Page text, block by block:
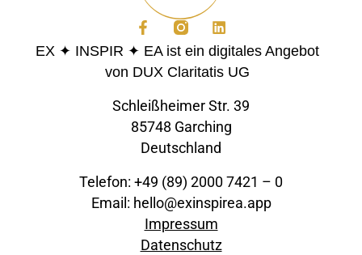
EX ✦ INSPIR ✦ EA ist ein digitales Angebot
von DUX Claritatis UG
Schleißheimer Str. 39
85748 Garching
Deutschland
Telefon: +49 (89) 2000 7421 – 0
Email: hello@exinspirea.app
Impressum
Datenschutz